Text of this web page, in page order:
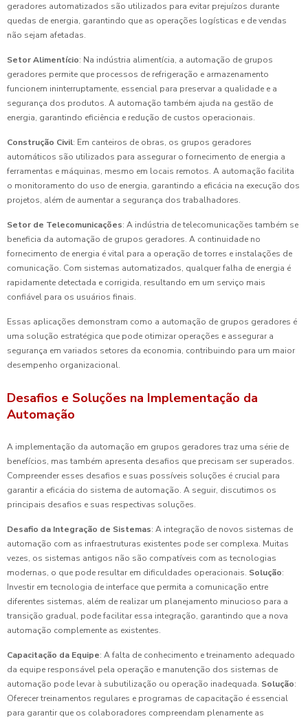
geradores automatizados são utilizados para evitar prejuízos durante
quedas de energia, garantindo que as operações logísticas e de vendas
não sejam afetadas.
Setor Alimentício: Na indústria alimentícia, a automação de grupos
geradores permite que processos de refrigeração e armazenamento
funcionem ininterruptamente, essencial para preservar a qualidade e a
segurança dos produtos. A automação também ajuda na gestão de
energia, garantindo eficiência e redução de custos operacionais.
Construção Civil: Em canteiros de obras, os grupos geradores
automáticos são utilizados para assegurar o fornecimento de energia a
ferramentas e máquinas, mesmo em locais remotos. A automação facilita
o monitoramento do uso de energia, garantindo a eficácia na execução dos
projetos, além de aumentar a segurança dos trabalhadores.
Setor de Telecomunicações: A indústria de telecomunicações também se
beneficia da automação de grupos geradores. A continuidade no
fornecimento de energia é vital para a operação de torres e instalações de
comunicação. Com sistemas automatizados, qualquer falha de energia é
rapidamente detectada e corrigida, resultando em um serviço mais
confiável para os usuários finais.
Essas aplicações demonstram como a automação de grupos geradores é
uma solução estratégica que pode otimizar operações e assegurar a
segurança em variados setores da economia, contribuindo para um maior
desempenho organizacional.
Desafios e Soluções na Implementação da
Automação
A implementação da automação em grupos geradores traz uma série de
benefícios, mas também apresenta desafios que precisam ser superados.
Compreender esses desafios e suas possíveis soluções é crucial para
garantir a eficácia do sistema de automação. A seguir, discutimos os
principais desafios e suas respectivas soluções.
Desafio da Integração de Sistemas: A integração de novos sistemas de
automação com as infraestruturas existentes pode ser complexa. Muitas
vezes, os sistemas antigos não são compatíveis com as tecnologias
modernas, o que pode resultar em dificuldades operacionais. Solução:
Investir em tecnologia de interface que permita a comunicação entre
diferentes sistemas, além de realizar um planejamento minucioso para a
transição gradual, pode facilitar essa integração, garantindo que a nova
automação complemente as existentes.
Capacitação da Equipe: A falta de conhecimento e treinamento adequado
da equipe responsável pela operação e manutenção dos sistemas de
automação pode levar à subutilização ou operação inadequada. Solução:
Oferecer treinamentos regulares e programas de capacitação é essencial
para garantir que os colaboradores compreendam plenamente as